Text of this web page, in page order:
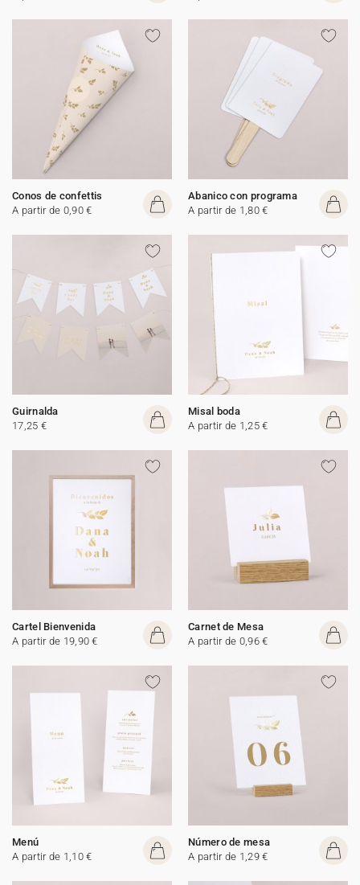
Conos de confettis
A partir de 0,90 €
Abanico con programa
A partir de 1,80 €
Guirnalda
17,25 €
Misal boda
A partir de 1,25 €
Cartel Bienvenida
A partir de 19,90 €
Carnet de Mesa
A partir de 0,96 €
Menú
A partir de 1,10 €
Número de mesa
A partir de 1,29 €